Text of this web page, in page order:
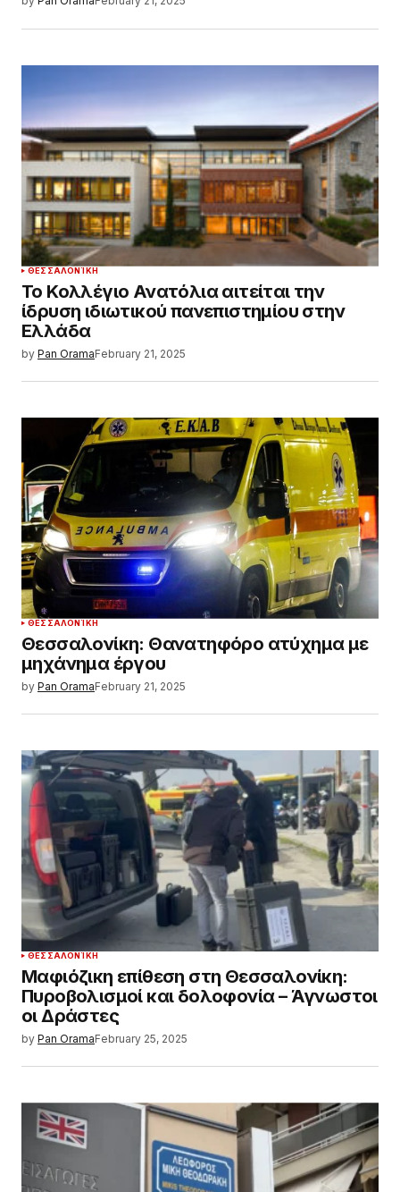
ΘΕΣΣΑΛΟΝΊΚΗ
Το Κολλέγιο Ανατόλια αιτείται την
ίδρυση ιδιωτικού πανεπιστημίου στην
Ελλάδα
by Pan OramaFebruary 21, 2025
ΘΕΣΣΑΛΟΝΊΚΗ
Θεσσαλονίκη: Θανατηφόρο ατύχημα με
μηχάνημα έργου
by Pan OramaFebruary 21, 2025
ΘΕΣΣΑΛΟΝΊΚΗ
Μαφιόζικη επίθεση στη Θεσσαλονίκη:
Πυροβολισμοί και δολοφονία – Άγνωστοι
οι Δράστες
by Pan OramaFebruary 25, 2025